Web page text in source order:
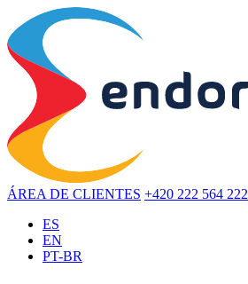
ÁREA DE CLIENTES +420 222 564 222
ES
EN
PT-BR